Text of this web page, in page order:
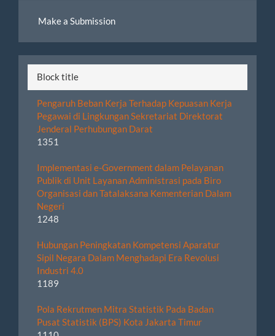
Submission
Make a Submission
Block title
Pengaruh Beban Kerja Terhadap Kepuasan Kerja
Pegawai di Lingkungan Sekretariat Direktorat
Jenderal Perhubungan Darat
1351
Implementasi e-Government dalam Pelayanan
Publik di Unit Layanan Administrasi pada Biro
Organisasi dan Tatalaksana Kementerian Dalam
Negeri
1248
Hubungan Peningkatan Kompetensi Aparatur
Sipil Negara Dalam Menghadapi Era Revolusi
Industri 4.0
1189
Pola Rekrutmen Mitra Statistik Pada Badan
Pusat Statistik (BPS) Kota Jakarta Timur